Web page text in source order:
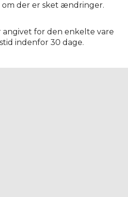
der er sket ændringer.
for den enkelte vare
indenfor 30 dage.